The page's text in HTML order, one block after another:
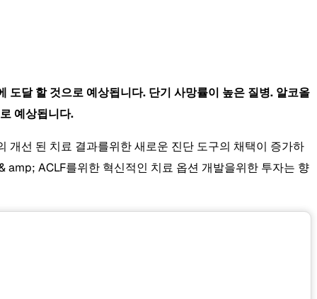
도달 할 것으로 예상됩니다. 단기 사망률이 높은 질병. 알코올
예상됩니다.
개선 된 치료 결과를위한 새로운 진단 도구의 채택이 증가하
amp; ACLF를위한 혁신적인 치료 옵션 개발을위한 투자는 향